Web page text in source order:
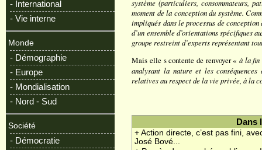
- International
- Vie interne
Monde
- Démographie
- Europe
- Mondialisation
- Nord - Sud
Société
- Démocratie
système (particuliers, consommateurs,
moment de la conception du système.
impliqués dans le processus de
d’un ensemble d’orientations spécifiques
groupe restreint d’experts représentant
Mais elle s contente de renvoyer «à la fin
analysant la nature et les
relatives au respect de la vie privée, à la
Dans
+ Action directe, c’est pas fini,
José Bové...